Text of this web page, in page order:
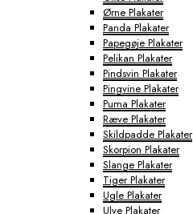
Ørne Plakater
Panda Plakater
Papegøje Plakater
Pelikan Plakater
Pindsvin Plakater
Pingvine Plakater
Puma Plakater
Ræve Plakater
Skildpadde Plakater
Skorpion Plakater
Slange Plakater
Tiger Plakater
Ugle Plakater
Ulve Plakater